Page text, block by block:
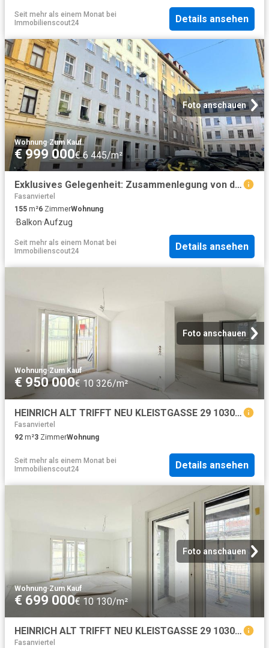
Seit mehr als einem Monat bei
Immobilienscout24
Details ansehen
Foto anschauen
Wohnung·Zum Kauf
€ 999 000€ 6 445/m²
Exklusives Gelegenheit: Zusammenlegung von drei Altbauwohnungen zu einer 6 Zimmer Wohnung mit 2 Balkonen I nahe Belvedere
Fasanviertel
155 m²6 ZimmerWohnung
·Balkon·Aufzug
Seit mehr als einem Monat bei
Immobilienscout24
Details ansehen
Foto anschauen
Wohnung·Zum Kauf
€ 950 000€ 10 326/m²
HEINRICH ALT TRIFFT NEU KLEISTGASSE 29 1030 WIEN Dachgeschoßwohnungen
Fasanviertel
92 m²3 ZimmerWohnung
Seit mehr als einem Monat bei
Immobilienscout24
Details ansehen
Foto anschauen
Wohnung·Zum Kauf
€ 699 000€ 10 130/m²
HEINRICH ALT TRIFFT NEU KLEISTGASSE 29 1030 WIEN Dachgeschoßwohnungen
Fasanviertel